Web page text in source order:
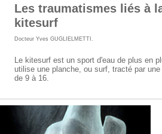
Les traumatismes liés à
kitesurf
Docteur Yves GUGLIELMETTI
Le kitesurf est un sport d'eau de plus en
utilise une planche, ou surf, tracté par
de 9 à 16.